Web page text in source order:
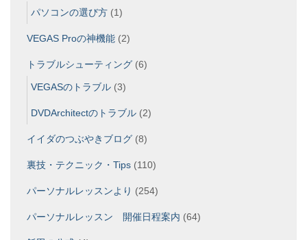
パソコンの選び方 (1)
VEGAS Proの神機能 (2)
トラブルシューティング (6)
VEGASのトラブル (3)
DVDArchitectのトラブル (2)
イイダのつぶやきブログ (8)
裏技・テクニック・Tips (110)
パーソナルレッスンより (254)
パーソナルレッスン 開催日程案内 (64)